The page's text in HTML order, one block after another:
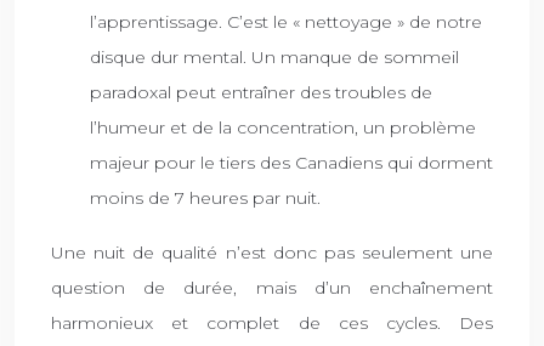
l’apprentissage. C’est le « nettoyage » de notre
disque dur mental. Un manque de sommeil
paradoxal peut entraîner des troubles de
l’humeur et de la concentration, un problème
majeur pour le tiers des Canadiens qui dorment
moins de 7 heures par nuit.
Une nuit de qualité n’est donc pas seulement une
question de durée, mais d’un enchaînement
harmonieux et complet de ces cycles. Des